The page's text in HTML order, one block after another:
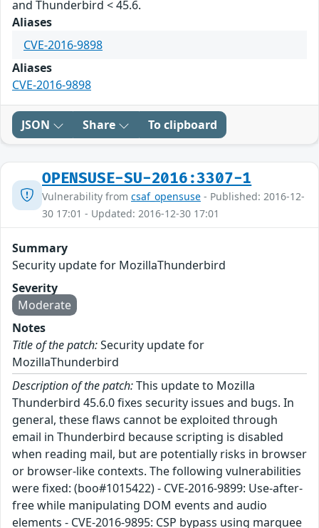
and Thunderbird < 45.6.
Aliases
CVE-2016-9898
Aliases
CVE-2016-9898
JSON Share To clipboard
OPENSUSE-SU-2016:3307-1
Vulnerability from csaf_opensuse - Published: 2016-12-
30 17:01 - Updated: 2016-12-30 17:01
Summary
Security update for MozillaThunderbird
Severity
Moderate
Notes
Title of the patch:Security update for
MozillaThunderbird
Description of the patch:This update to Mozilla
Thunderbird 45.6.0 fixes security issues and bugs. In
general, these flaws cannot be exploited through
email in Thunderbird because scripting is disabled
when reading mail, but are potentially risks in browser
or browser-like contexts. The following vulnerabilities
were fixed: (boo#1015422) - CVE-2016-9899: Use-after-
free while manipulating DOM events and audio
elements - CVE-2016-9895: CSP bypass using marquee